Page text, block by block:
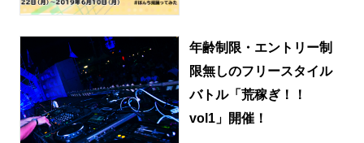
年齢制限・エントリー制
限無しのフリースタイル
バトル「荒稼ぎ！！
vol1」開催！